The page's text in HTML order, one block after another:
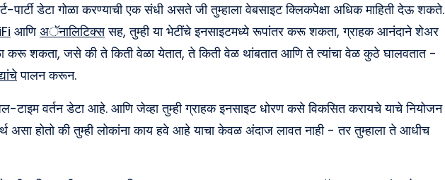
पार्टी डेटा गोळा करण्याची एक संधी असते जी तुम्हाला वेबसाइट क्लिकपेक्षा अधिक माहिती देऊ शकते.
आणिअॅनालिटिक्ससह, तुम्ही या भेटींचे इनसाइटमध्ये रूपांतर करू शकता, ग्राहक आनंदाने शेअर
शकता, जसे की ते किती वेळा येतात, ते किती वेळ थांबतात आणि ते त्यांचा वेळ कुठे घालवतात -
पालन करून.
टाइम वर्तन डेटा आहे. आणि जेव्हा तुम्ही ग्राहक इनसाइट धोरण कसे विकसित करायचे याचे नियोजन
असा होतो की तुम्ही लोकांना काय हवे आहे याचा केवळ अंदाज लावत नाही - तर तुम्हाला ते आधीच